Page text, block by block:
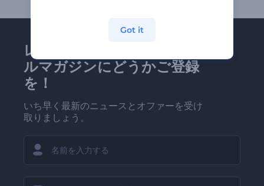
レンダーフォレストのメー
ルマガジンにどうかご登録
を！
いち早く最新のニュースとオファーを受け
取りましょう。
Got it